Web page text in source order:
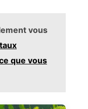
vous
que vous